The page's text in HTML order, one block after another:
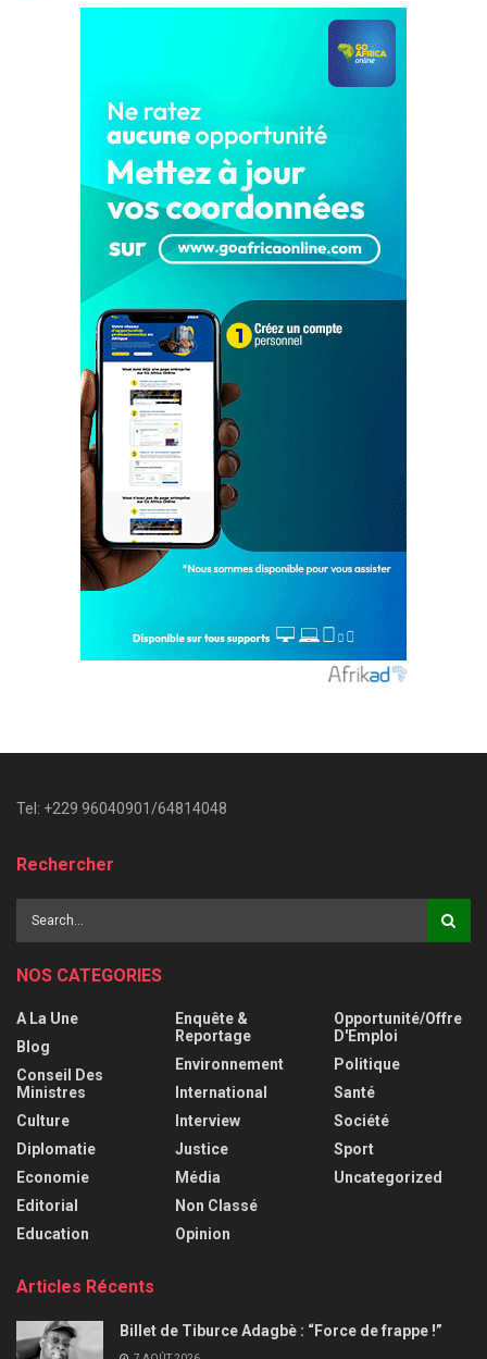
Tel: +229 96040901/64814048
Rechercher
NOS CATEGORIES
A La Une
Blog
Conseil Des
Ministres
Culture
Diplomatie
Economie
Editorial
Education
Enquête &
Reportage
Environnement
International
Interview
Justice
Média
Non Classé
Opinion
Opportunité/Offre
D'Emploi
Politique
Santé
Société
Sport
Uncategorized
Articles Récents
Billet de Tiburce Adagbè : “Force de frappe !”